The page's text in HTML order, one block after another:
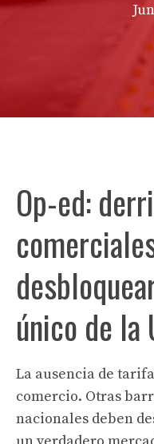
Op-ed:
único de la
La ausencia de
comercio. Otras
nacionales deben